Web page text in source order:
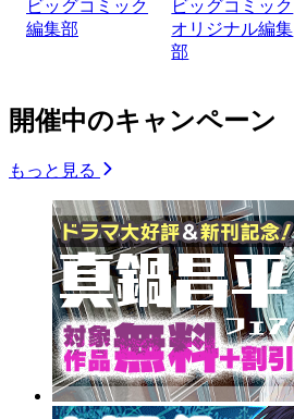
ビッグコミック
編集部
ビッグコミック
オリジナル編集
部
開催中のキャンペーン
もっと見る